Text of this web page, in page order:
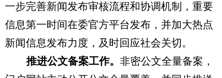
一步完善新闻发布审核流程和协调机制，重要
信息第一时间在委官方平台发布，并加大热点
新闻信息发布力度，及时回应社会关切。
推进公文备案工作。 非密公文全量备案，